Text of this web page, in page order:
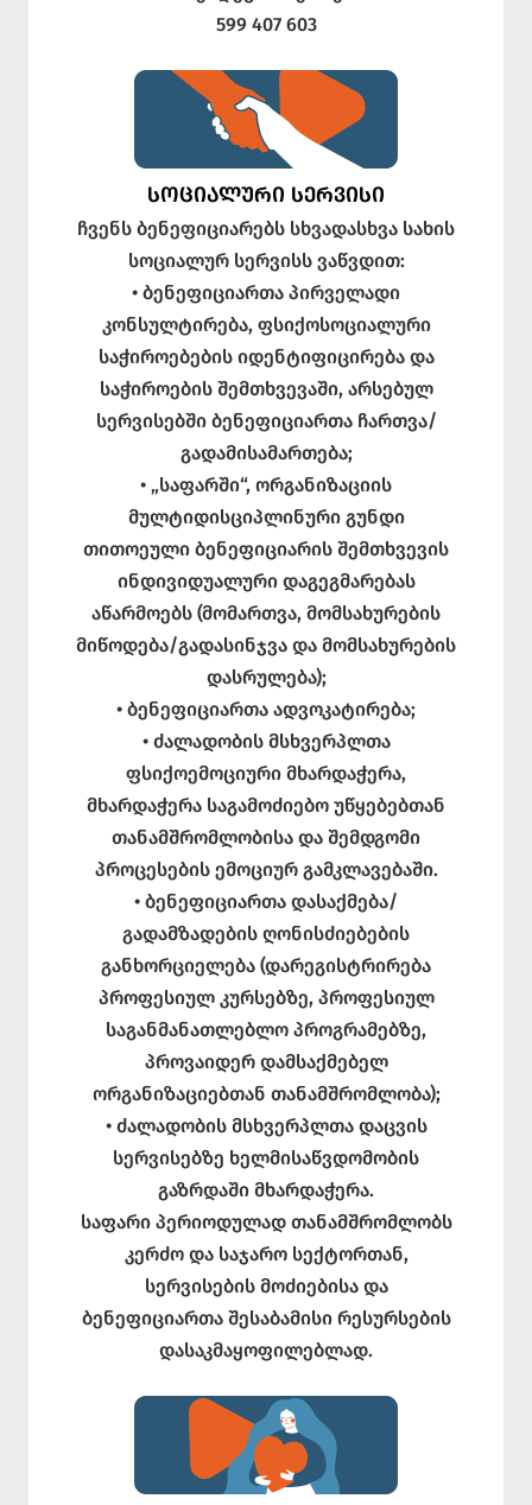
599 407 603
ᲡᲝᲪᲘᲐᲚᲣᲠᲘ ᲡᲔᲠᲕᲘᲡᲘ
ჩვენს ბენეფიციარებს სხვადასხვა სახის
სოციალურ სერვისს ვაწვდით:
• ბენეფიციართა პირველადი
კონსულტირება, ფსიქოსოციალური
საჭიროებების იდენტიფიცირება და
საჭიროების შემთხვევაში, არსებულ
სერვისებში ბენეფიციართა ჩართვა/
გადამისამართება;
• „საფარში“, ორგანიზაციის
მულტიდისციპლინური გუნდი
თითოეული ბენეფიციარის შემთხვევის
ინდივიდუალური დაგეგმარებას
აწარმოებს (მომართვა, მომსახურების
მიწოდება/გადასინჯვა და მომსახურების
დასრულება);
• ბენეფიციართა ადვოკატირება;
• ძალადობის მსხვერპლთა
ფსიქოემოციური მხარდაჭერა,
მხარდაჭერა საგამოძიებო უწყებებთან
თანამშრომლობისა და შემდგომი
პროცესების ემოციურ გამკლავებაში.
• ბენეფიციართა დასაქმება/
გადამზადების ღონისძიებების
განხორციელება (დარეგისტრირება
პროფესიულ კურსებზე, პროფესიულ
საგანმანათლებლო პროგრამებზე,
პროვაიდერ დამსაქმებელ
ორგანიზაციებთან თანამშრომლობა);
• ძალადობის მსხვერპლთა დაცვის
სერვისებზე ხელმისაწვდომობის
გაზრდაში მხარდაჭერა.
საფარი პერიოდულად თანამშრომლობს
კერძო და საჯარო სექტორთან,
სერვისების მოძიებისა და
ბენეფიციართა შესაბამისი რესურსების
დასაკმაყოფილებლად.